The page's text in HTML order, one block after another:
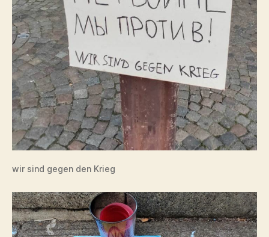
wir sind gegen den Krieg